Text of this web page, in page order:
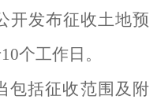
开发布征收土地预
10个工作日。
包括征收范围及附